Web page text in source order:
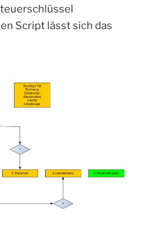
Script lässt sich das